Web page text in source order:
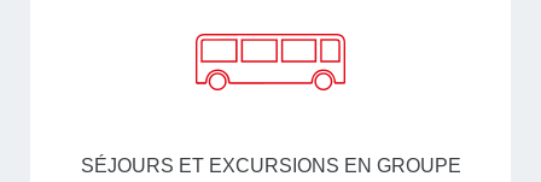
SÉJOURS ET EXCURSIONS EN GROUPE